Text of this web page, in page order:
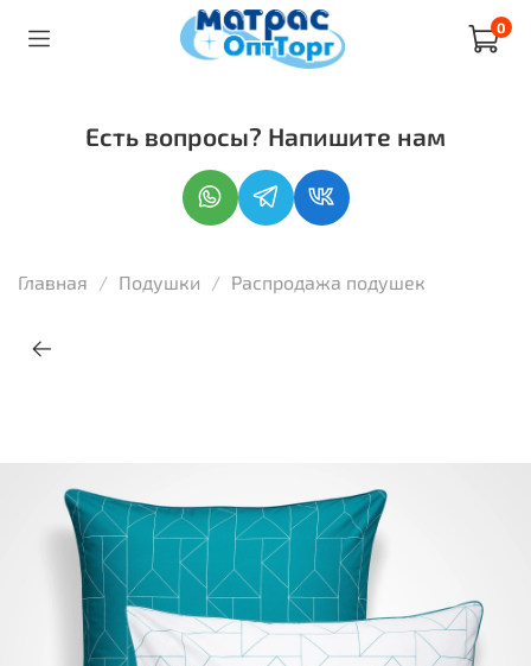
0
Главная Подушки Распродажа подушек
Есть вопросы? Напишите нам